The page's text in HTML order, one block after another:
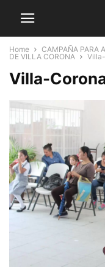
Home
CAMPAÑA PARA
DE VILLA CORONA
Villa-